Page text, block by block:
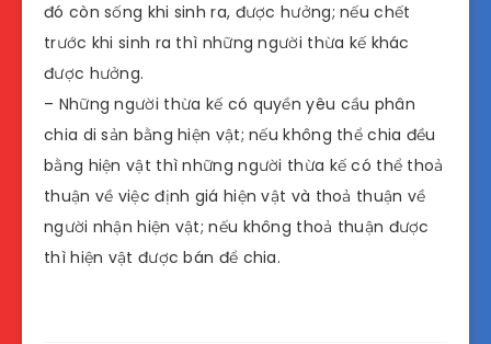
đó còn sống khi sinh ra, được hưởng; nếu chết
trước khi sinh ra thì những người thừa kế khác
được hưởng.
– Những người thừa kế có quyền yêu cầu phân
chia di sản bằng hiện vật; nếu không thể chia đều
bằng hiện vật thì những người thừa kế có thể thoả
thuận về việc định giá hiện vật và thoả thuận về
người nhận hiện vật; nếu không thoả thuận được
thì hiện vật được bán để chia.